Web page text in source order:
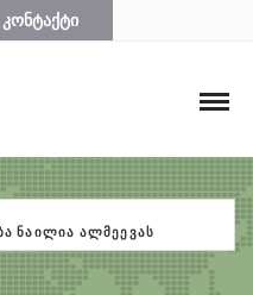
ᲙᲝᲜᲢᲐᲥᲢᲘ
ᲜᲐᲘᲚᲘᲐ ᲐᲚᲛᲔᲔᲕᲐᲡ